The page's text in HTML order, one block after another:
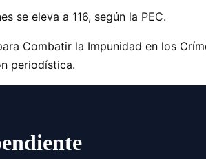
se eleva a 116, según la PEC.
Combatir la Impunidad en los
periodística.